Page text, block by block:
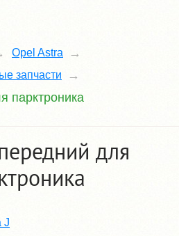
Opel Astra
запчасти
парктроника
для
J